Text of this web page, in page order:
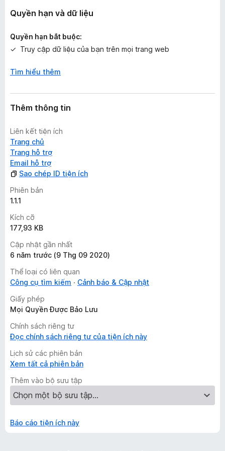
g
à
o
Quyền hạn và dữ liệu
Quyền hạn bắt buộc:
Truy cập dữ liệu của bạn trên mọi trang web
Tìm hiểu thêm
Thêm thông tin
Liên kết tiện ích
Trang chủ
Trang hỗ trợ
Email hỗ trợ
Sao chép ID tiện ích
Phiên bản
1.1.1
Kích cỡ
177,93 KB
Cập nhật gần nhất
6 năm trước (9 Thg 09 2020)
Thể loại có liên quan
Công cụ tìm kiếm
Cảnh báo & Cập nhật
Giấy phép
Mọi Quyền Được Bảo Lưu
Chính sách riêng tư
Đọc chính sách riêng tư của tiện ích này
Lịch sử các phiên bản
Xem tất cả phiên bản
Thêm vào bộ sưu tập
Báo cáo tiện ích này